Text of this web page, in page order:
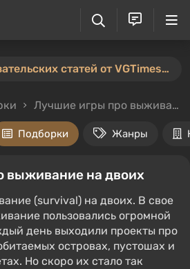
⚡️ Конкурс пользовательских статей от VGTimes продлён — участвуйте тут ⚡️
Лучшие игры про выживание на двоих
Подборки Жанры
выживание на двоих
(survival) на двоих. В свое
пользовались огромной
день выходили проекты про
островах, пустошах и
Но скоро их стало так